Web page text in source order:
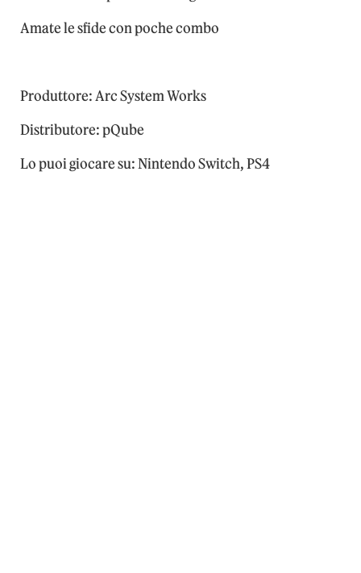
Amate le sfide con poche combo
Produttore: Arc System Works
Distributore: pQube
Lo puoi giocare su: Nintendo Switch, PS4